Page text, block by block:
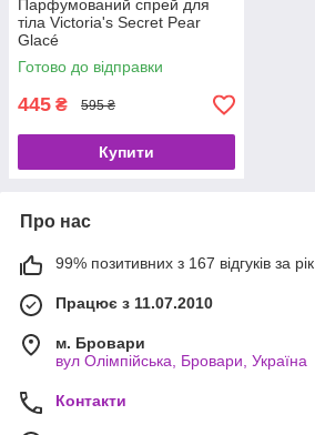
Парфумований спрей для
тіла Victoria's Secret Pear
Glacé
Готово до відправки
445 ₴ 595 ₴
Купити
Про нас
99% позитивних з 167 відгуків за рік
Працює з 11.07.2010
м. Бровари
вул Олімпійська, Бровари, Україна
Контакти